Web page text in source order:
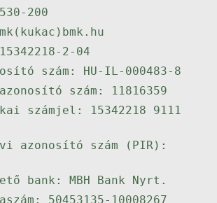
200
2-04
szám: HU-IL-000483-8
szám: 11816359
számjel: 15342218 9111
azonosító szám (PIR):
bank: MBH Bank Nyrt.
50453135-10008267